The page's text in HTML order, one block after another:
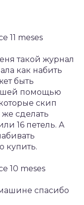
11 meses
такой журнал
как набить
быть
помощью
скип
сделать
16 петель. А
купить.
10 meses
спасибо